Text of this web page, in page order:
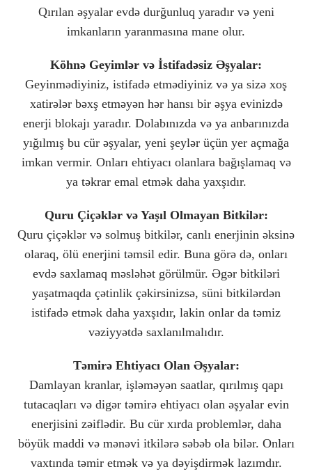
Qırılan əşyalar evdə durğunluq yaradır və yeni
imkanların yaranmasına mane olur.
Köhnə Geyimlər və İstifadəsiz Əşyalar:
Geyinmədiyiniz, istifadə etmədiyiniz və ya sizə xoş
xatirələr bəxş etməyən hər hansı bir əşya evinizdə
enerji blokajı yaradır. Dolabınızda və ya anbarınızda
yığılmış bu cür əşyalar, yeni şeylər üçün yer açmağa
imkan vermir. Onları ehtiyacı olanlara bağışlamaq və
ya təkrar emal etmək daha yaxşıdır.
Quru Çiçəklər və Yaşıl Olmayan Bitkilər:
Quru çiçəklər və solmuş bitkilər, canlı enerjinin əksinə
olaraq, ölü enerjini təmsil edir. Buna görə də, onları
evdə saxlamaq məsləhət görülmür. Əgər bitkiləri
yaşatmaqda çətinlik çəkirsinizsə, süni bitkilərdən
istifadə etmək daha yaxşıdır, lakin onlar da təmiz
vəziyyətdə saxlanılmalıdır.
Təmirə Ehtiyacı Olan Əşyalar:
Damlayan kranlar, işləməyən saatlar, qırılmış qapı
tutacaqları və digər təmirə ehtiyacı olan əşyalar evin
enerjisini zəiflədir. Bu cür xırda problemlər, daha
böyük maddi və mənəvi itkilərə səbəb ola bilər. Onları
vaxtında təmir etmək və ya dəyişdirmək lazımdır.